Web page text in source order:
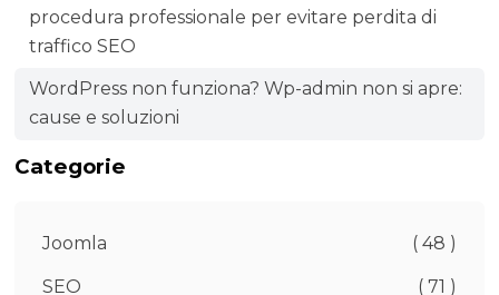
procedura professionale per evitare perdita di
traffico SEO
WordPress non funziona? Wp-admin non si apre:
cause e soluzioni
Categorie
Joomla ( 48 )
SEO ( 71 )